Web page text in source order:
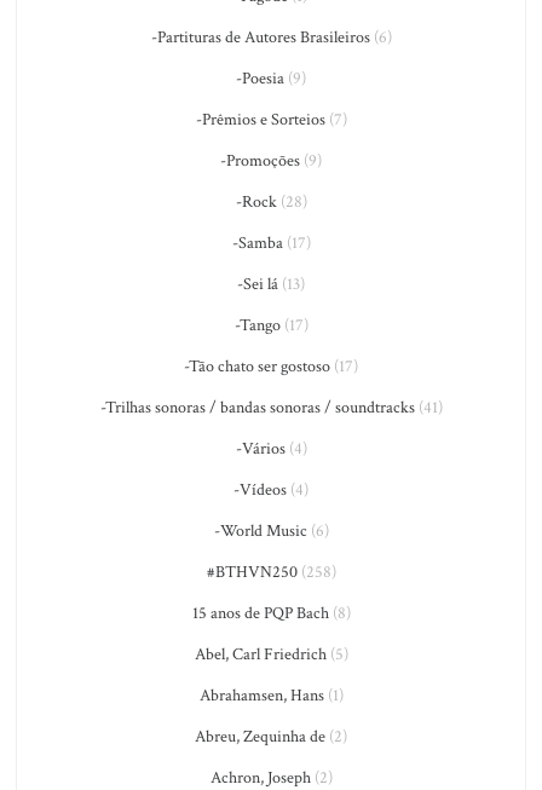
-Partituras de Autores Brasileiros(6)
-Poesia (9)
-Prêmios e Sorteios(7)
-Promoções (9)
-Rock(28)
-Samba(17)
-Sei lá (13)
-Tango(17)
-Tão chato ser gostoso (17)
-Trilhas sonoras / bandas sonoras / soundtracks(41)
-Vários(4)
-Vídeos (4)
-World Music (6)
#BTHVN250(258)
15 anos de PQP Bach(8)
Abel, Carl Friedrich(5)
Abrahamsen, Hans(1)
Abreu, Zequinha de (2)
Achron, Joseph(2)